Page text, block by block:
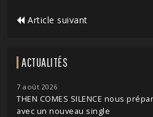
Article suivant
ACTUALITÉS
7 août 2026
THEN COMES SILENCE nous
avec un nouveau single